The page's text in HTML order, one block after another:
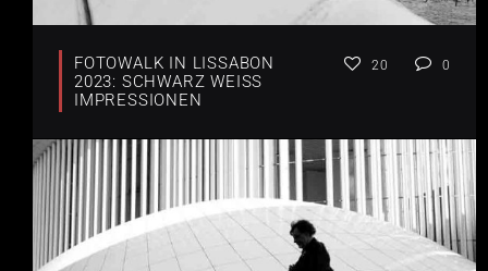
FOTOWALK IN LISSABON
2023: SCHWARZ WEISS I
MPRESSIONEN
20 0